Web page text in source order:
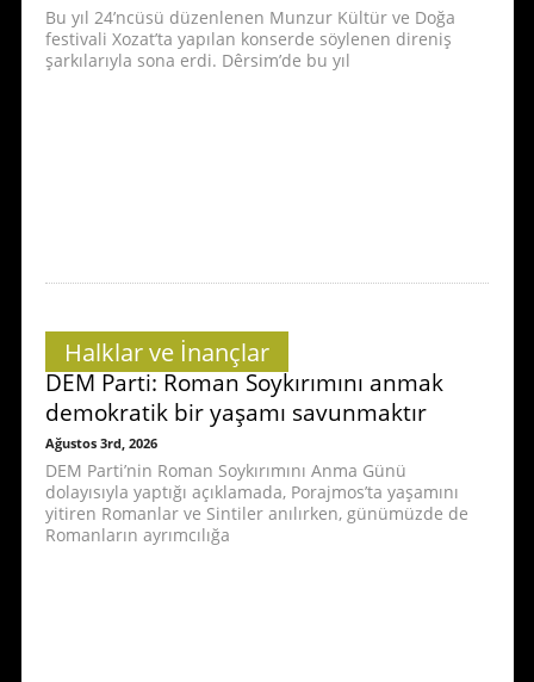
Bu yıl 24’ncüsü düzenlenen Munzur Kültür ve Doğa
festivali Xozat’ta yapılan konserde söylenen direniş
şarkılarıyla sona erdi. Dêrsim’de bu yıl
Halklar ve İnançlar
DEM Parti: Roman Soykırımını anmak
demokratik bir yaşamı savunmaktır
Ağustos 3rd, 2026
DEM Parti’nin Roman Soykırımını Anma Günü
dolayısıyla yaptığı açıklamada, Porajmos’ta yaşamını
yitiren Romanlar ve Sintiler anılırken, günümüzde de
Romanların ayrımcılığa